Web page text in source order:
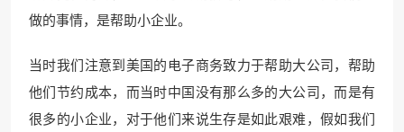
做的事情，是帮助小企业。
当时我们注意到美国的电子商务致力于帮助大公司，帮助
他们节约成本，而当时中国没有那么多的大公司，而是有
很多的小企业，对于他们来说生存是如此艰难，假如我们